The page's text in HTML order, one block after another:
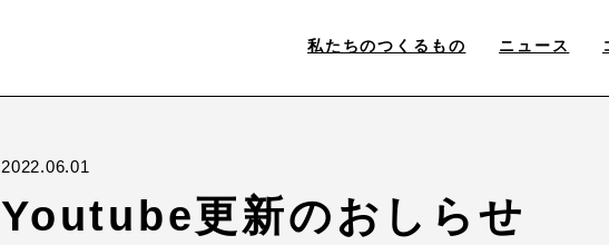
私たちのつくるもの ニュース
2022.06.01
Youtube更新のおしらせ